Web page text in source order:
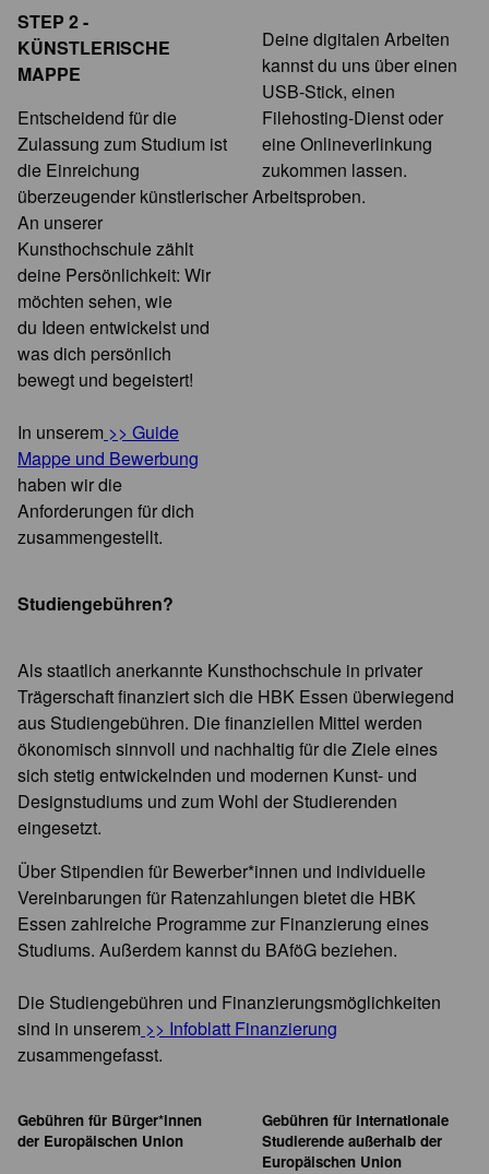
STEP 2 -
KÜNSTLERISCHE
MAPPE
Entscheidend für die
Zulassung zum Studium ist
die Einreichung
überzeugender künstlerischer Arbeitsproben.
An unserer
Kunsthochschule zählt
deine Persönlichkeit: Wir
möchten sehen, wie
du Ideen entwickelst und
was dich persönlich
bewegt und begeistert!
In unserem >> Guide
Mappe und Bewerbung
haben wir die
Anforderungen für dich
zusammengestellt.
Deine digitalen Arbeiten
kannst du uns über einen
USB-Stick, einen
Filehosting-Dienst oder
eine Onlineverlinkung
zukommen lassen.
Studiengebühren?
Als staatlich anerkannte Kunsthochschule in privater
Trägerschaft finanziert sich die HBK Essen überwiegend
aus Studiengebühren. Die finanziellen Mittel werden
ökonomisch sinnvoll und nachhaltig für die Ziele eines
sich stetig entwickelnden und modernen Kunst- und
Designstudiums und zum Wohl der Studierenden
eingesetzt.
Über Stipendien für Bewerber*innen und individuelle
Vereinbarungen für Ratenzahlungen bietet die HBK
Essen zahlreiche Programme zur Finanzierung eines
Studiums. Außerdem kannst du BAföG beziehen.
Die Studiengebühren und Finanzierungsmöglichkeiten
sind in unserem >> Infoblatt Finanzierung
zusammengefasst.
Gebühren für Bürger*innen
der Europäischen Union
Gebühren für internationale
Studierende außerhalb der
Europäischen Union